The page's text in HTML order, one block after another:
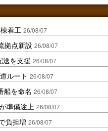
着工 26/08/07
拠点新設 26/08/07
送を支援 26/08/07
ルート 26/08/07
船を命名 26/08/07
準備途上 26/08/07
負担増 26/08/07